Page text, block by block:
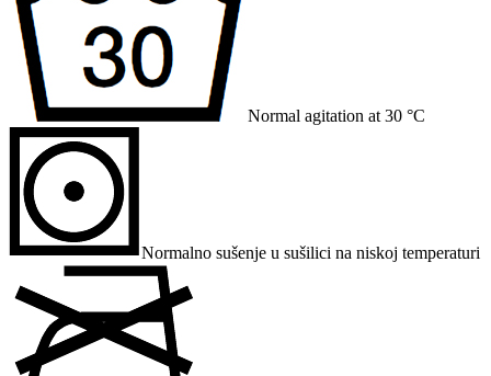
Normal agitation at 30 °C
Normalno sušenje u sušilici na niskoj temperaturi